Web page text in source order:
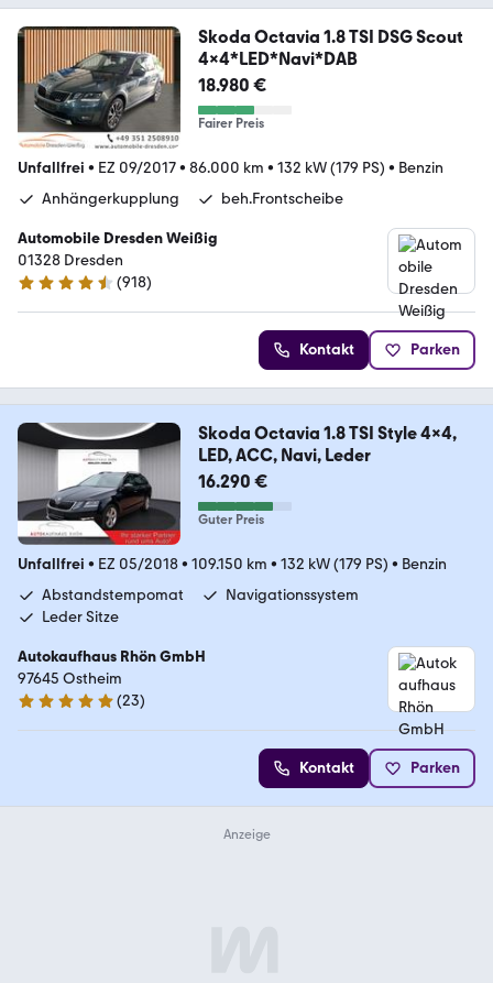
Skoda Octavia 1.8 TSI DSG Scout
4x4*LED*Navi*DAB
18.980 €
Fairer Preis
Unfallfrei • EZ 09/2017• 86.000 km • 132 kW (179 PS) • Benzin
Anhängerkupplung
beh.Frontscheibe
Automobile Dresden Weißig
01328 Dresden
4.4 Sterne
(918)
Kontakt Parken
Skoda Octavia 1.8 TSI Style 4x4,
LED, ACC, Navi, Leder
16.290 €
Guter Preis
Unfallfrei • EZ 05/2018• 109.150 km • 132 kW (179 PS) • Benzin
Abstandstempomat
Navigationssystem
Leder Sitze
Autokaufhaus Rhön GmbH
97645 Ostheim
5 Sterne
(23)
Kontakt Parken